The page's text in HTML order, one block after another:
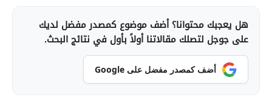
هل يعجبك محتوانا؟ أضف موضوع كمصدر مفضل لديك
على جوجل لتصلك مقالاتنا أولاً بأول في نتائج البحث.
أضف كمصدر مفضل على Google